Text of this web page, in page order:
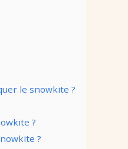
le snowkite ?
?
?